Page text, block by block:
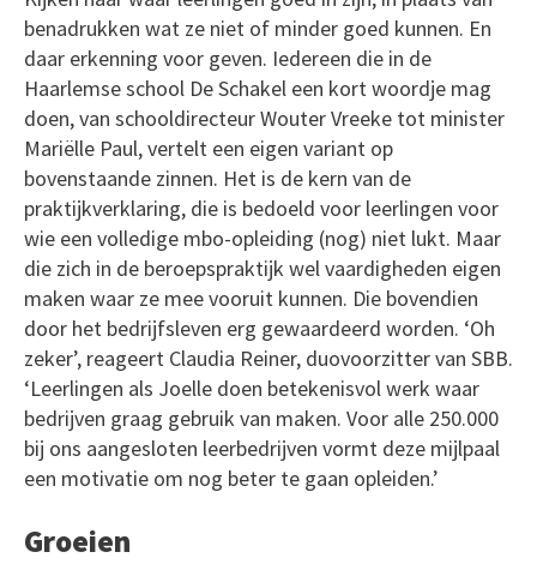
benadrukken wat ze niet of minder goed kunnen. En
daar erkenning voor geven. Iedereen die in de
Haarlemse school De Schakel een kort woordje mag
doen, van schooldirecteur Wouter Vreeke tot minister
Mariëlle Paul, vertelt een eigen variant op
bovenstaande zinnen. Het is de kern van de
praktijkverklaring, die is bedoeld voor leerlingen voor
wie een volledige mbo-opleiding (nog) niet lukt. Maar
die zich in de beroepspraktijk wel vaardigheden eigen
maken waar ze mee vooruit kunnen. Die bovendien
door het bedrijfsleven erg gewaardeerd worden. ‘Oh
zeker’, reageert Claudia Reiner, duovoorzitter van SBB.
‘Leerlingen als Joelle doen betekenisvol werk waar
bedrijven graag gebruik van maken. Voor alle 250.000
bij ons aangesloten leerbedrijven vormt deze mijlpaal
een motivatie om nog beter te gaan opleiden.’
Groeien